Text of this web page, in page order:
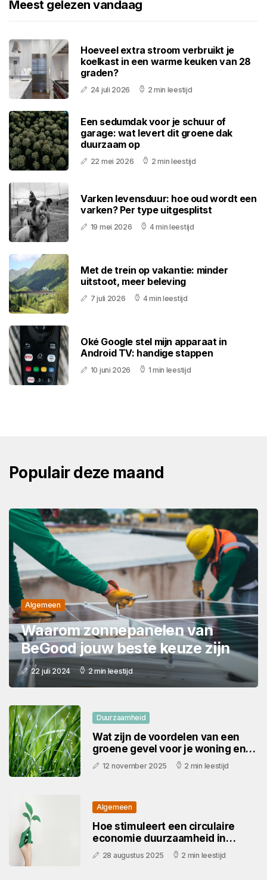
Meest gelezen vandaag
Hoeveel extra stroom verbruikt je
koelkast in een warme keuken van 28
graden?
24 juli 2026 2 min leestijd
Een sedumdak voor je schuur of
garage: wat levert dit groene dak
duurzaam op
22 mei 2026 2 min leestijd
Varken levensduur: hoe oud wordt een
varken? Per type uitgesplitst
19 mei 2026 4 min leestijd
Met de trein op vakantie: minder
uitstoot, meer beleving
7 juli 2026 4 min leestijd
Oké Google stel mijn apparaat in
Android TV: handige stappen
10 juni 2026 1 min leestijd
Populair deze maand
Algemeen
Waarom zonnepanelen van
BeGood jouw beste keuze zijn
22 juli 2024 2 min leestijd
Duurzaamheid
Wat zijn de voordelen van een
groene gevel voor je woning en
de omgeving?
12 november 2025 2 min leestijd
Algemeen
Hoe stimuleert een circulaire
economie duurzaamheid in
2025?
28 augustus 2025 2 min leestijd